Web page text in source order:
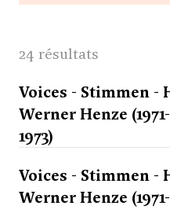
24 résultats
Voices - Stimmen -
Werner Henze (1971-
1973)
Voices - Stimmen -
Werner Henze (1971-